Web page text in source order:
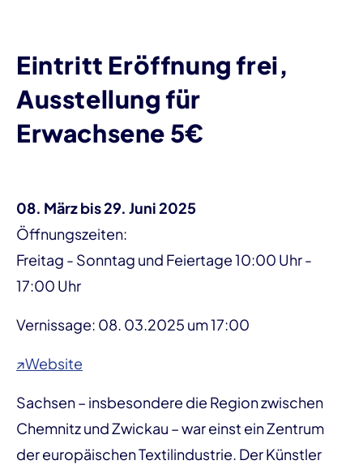
Eintritt Eröffnung frei,
Ausstellung für
Erwachsene 5€
08. März bis 29. Juni 2025
Öffnungszeiten:
Freitag - Sonntag und Feiertage 10:00 Uhr -
17:00 Uhr
Vernissage: 08. 03.2025 um 17:00
↗Website
Sachsen – insbesondere die Region zwischen
Chemnitz und Zwickau – war einst ein Zentrum
der europäischen Textilindustrie. Der Künstler